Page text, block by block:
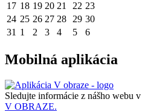
17 18 19 20 21 22 23
24 25 26 27 28 29 30
31 1 2 3 4 5 6
Mobilná aplikácia
Sledujte informácie z nášho webu v
V OBRAZE.